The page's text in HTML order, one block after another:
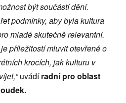
být součástí dění.
podmínky, aby byla kultura
mladéskutečně relevantní.
příležitostí mluvit otevřeněo
étních krocích, jak kulturu v
“uvádíradní pro oblast